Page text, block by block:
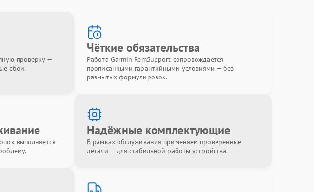
проверку —
сбои.
Чёткие обязательства
Работа Garmin RemSupport сопровождается
прописанными гарантийными условиями — без
размытых формулировок.
выполняется
Надёжные комплектующие
В рамках обслуживания применяем проверенные
детали — для стабильной работы устройства.